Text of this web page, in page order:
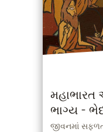
ભાગ્ય -
જીવનમાં